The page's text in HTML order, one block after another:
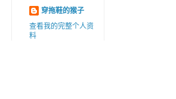
穿拖鞋的猴子
查看我的完整个人资
料